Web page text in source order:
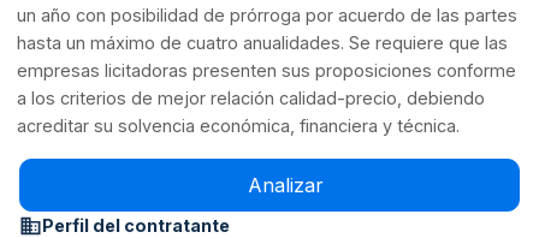
un año con posibilidad de prórroga por acuerdo de las partes
hasta un máximo de cuatro anualidades. Se requiere que las
empresas licitadoras presenten sus proposiciones conforme
a los criterios de mejor relación calidad-precio, debiendo
acreditar su solvencia económica, financiera y técnica.
Analizar
Perfil del contratante